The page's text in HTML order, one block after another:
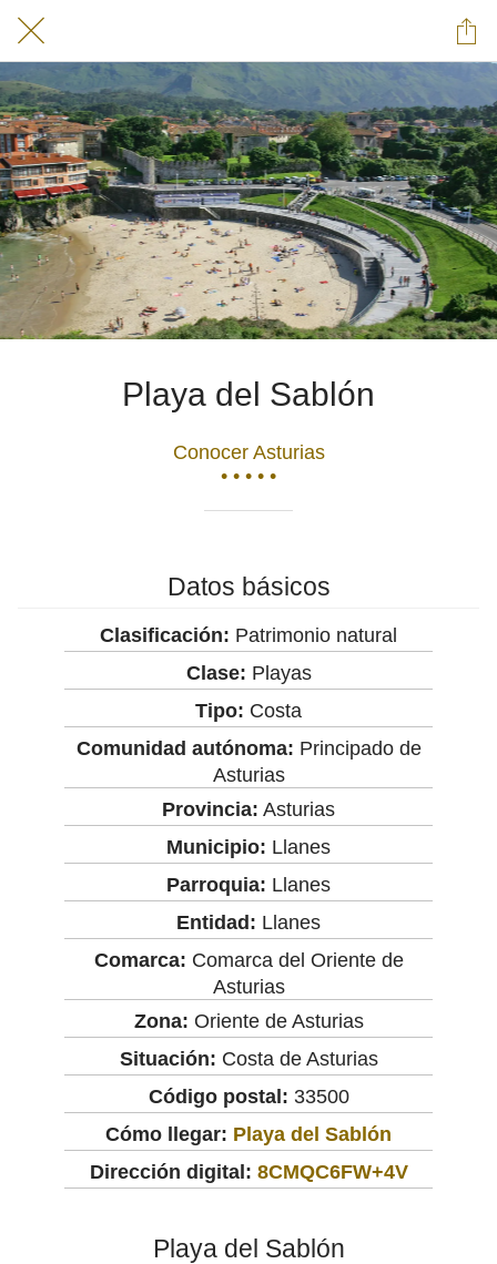
Playa del Sablón
Conocer Asturias
• • • • •
Datos básicos
Clasificación: Patrimonio natural
Clase: Playas
Tipo: Costa
Comunidad autónoma: Principado de
Asturias
Provincia: Asturias
Municipio: Llanes
Parroquia: Llanes
Entidad: Llanes
Comarca: Comarca del Oriente de
Asturias
Zona: Oriente de Asturias
Situación: Costa de Asturias
Código postal: 33500
Cómo llegar: Playa del Sablón
Dirección digital: 8CMQC6FW+4V
Playa del Sablón